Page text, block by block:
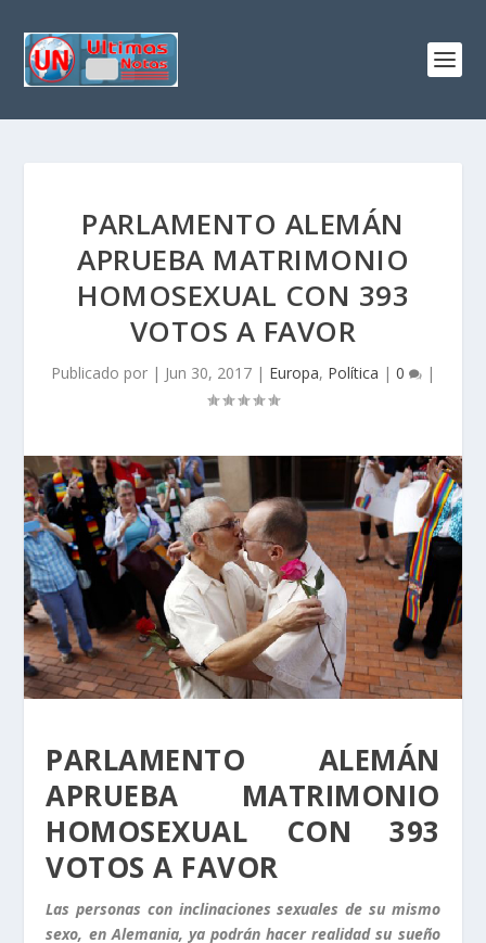
PARLAMENTO ALEMÁN
APRUEBA MATRIMONIO
HOMOSEXUAL CON 393
VOTOS A FAVOR
Publicado por | Jun 30, 2017 | Europa, Política | 0 |
PARLAMENTO ALEMÁN
APRUEBA MATRIMONIO
HOMOSEXUAL CON 393
VOTOS A FAVOR
Las personas con inclinaciones sexuales de su mismo
sexo, en Alemania, ya podrán hacer realidad su sueño